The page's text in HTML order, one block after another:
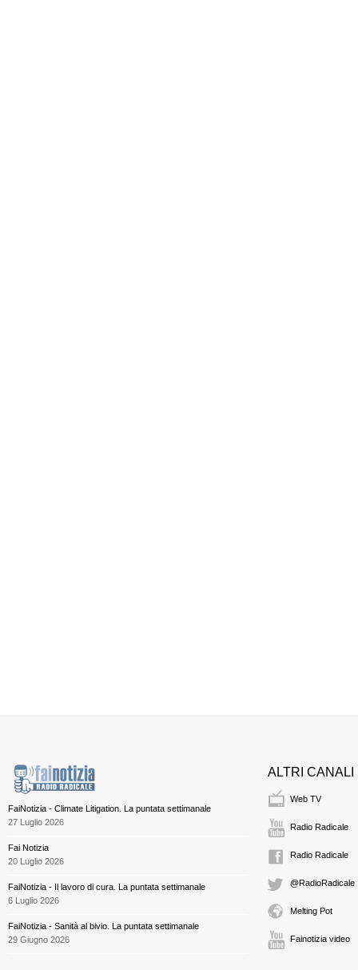
FaiNotizia - Climate Litigation. La puntata settimanale
27 Luglio 2026
Fai Notizia
20 Luglio 2026
FaiNotizia - Il lavoro di cura. La puntata settimanale
6 Luglio 2026
FaiNotizia - Sanità al bivio. La puntata settimanale
29 Giugno 2026
ALTRI CANALI
Web TV
Radio Radicale
Radio Radicale
@RadioRadicale
Melting Pot
Fainotizia video